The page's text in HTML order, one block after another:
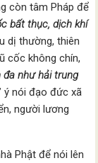
còn tâm Pháp để
bất thục, dịch khí
dị thường, thiên
cốc không chín,
đa như hải trung
ý nói đạo đức xã
người lương
Phật để nói lên